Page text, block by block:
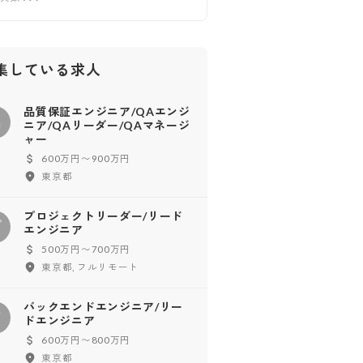
している求人
品質保証エンジニア/QAエンジ
ニア/QAリーダー/QAマネージ
ャー
600万円〜900万円
東京都
プロジェクトリーダー/リード
エンジニア
500万円〜700万円
東京都, フルリモート
バックエンドエンジニア/リー
ドエンジニア
600万円〜800万円
東京都